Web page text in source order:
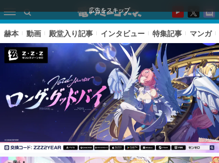
広告をスキップ
赫本 動画 殿堂入り記事 インタビュー 特集記事 マンガ